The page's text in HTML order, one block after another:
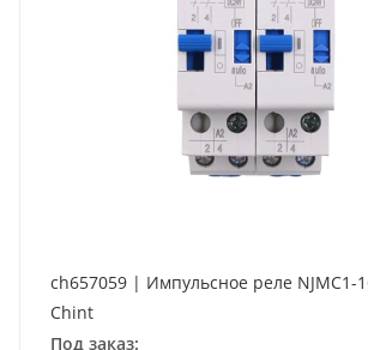
ch657059 | Импульсное реле NJMC1-
Chint
Под заказ: